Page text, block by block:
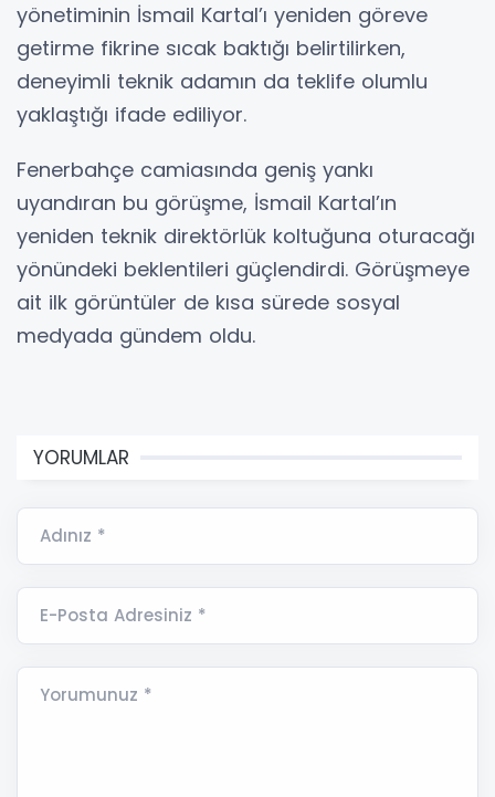
yönetiminin İsmail Kartal’ı yeniden göreve
getirme fikrine sıcak baktığı belirtilirken,
deneyimli teknik adamın da teklife olumlu
yaklaştığı ifade ediliyor.
Fenerbahçe camiasında geniş yankı
uyandıran bu görüşme, İsmail Kartal’ın
yeniden teknik direktörlük koltuğuna oturacağı
yönündeki beklentileri güçlendirdi. Görüşmeye
ait ilk görüntüler de kısa sürede sosyal
medyada gündem oldu.
YORUMLAR
Adınız *
E-Posta Adresiniz *
Yorumunuz *